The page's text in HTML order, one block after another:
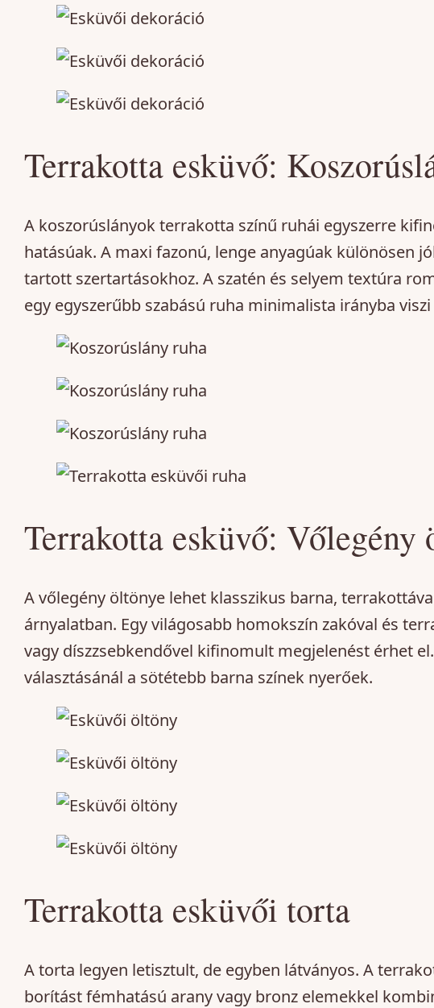
Terrakotta esküvő:
A koszorúslányok terrakotta színű ruhái egyszerre
hatásúak. A maxi fazonú, lenge anyagúak különösen
tartott szertartásokhoz. A szatén és selyem textúra
egy egyszerűbb szabású ruha minimalista irányba viszi
Terrakotta esküvő: Vőlegény
A vőlegény öltönye lehet klasszikus barna,
árnyalatban. Egy világosabb homokszín zakóval és
vagy díszzsebkendővel kifinomult megjelenést érhet
választásánál a sötétebb barna színek nyerőek.
Terrakotta esküvői torta
A torta legyen letisztult, de egyben látványos. A
borítást fémhatású arany vagy bronz elemekkel